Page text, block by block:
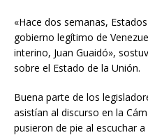
«Hace dos semanas,
gobierno legítimo de
interino, Juan Guaidó»,
sobre el Estado de la Unión.
Buena parte de los
asistían al discurso en la
pusieron de pie al escuchar